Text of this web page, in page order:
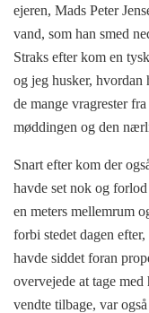
ejeren, Mads Peter
vand, som han smed
Straks efter kom en
og jeg husker, hvordan
de mange vragrester
møddingen og den
Snart efter kom der
havde set nok og
en meters mellemrum
forbi stedet dagen
havde siddet foran
overvejede at tage
vendte tilbage, var